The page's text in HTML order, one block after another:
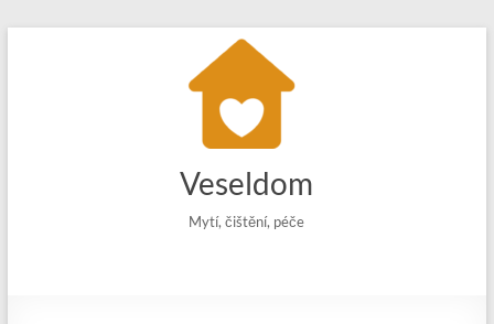
Veseldom
Mytí, čištění, péče